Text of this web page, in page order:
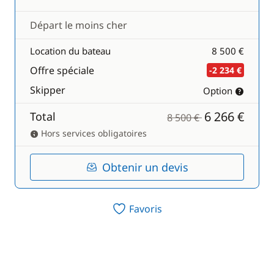
Départ le moins cher
Location du bateau 8 500 €
Offre spéciale -2 234 €
Skipper Option
Total 8 500 € 6 266 €
Hors services obligatoires
Obtenir un devis
Favoris